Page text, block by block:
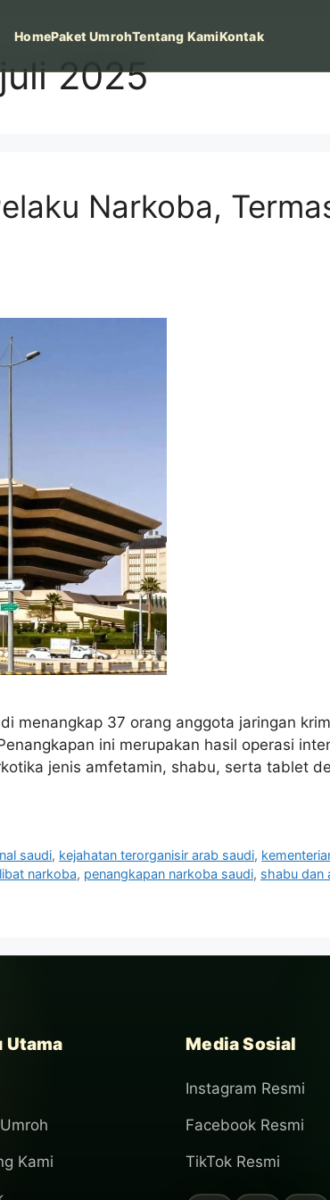
HomePaket UmrohTentang KamiKontak
2025
Narkoba,
menangkap 37 orang anggota jaringan
ini merupakan hasil operasi
jenis amfetamin, shabu, serta tablet
saudi, kejahatan terorganisir arab saudi,
narkoba, penangkapan narkoba saudi, shabu dan
Utama
Kami
Media Sosial
Instagram Resmi
Facebook Resmi
TikTok Resmi